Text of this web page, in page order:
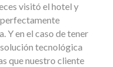
visitó el hotel y
Y en el caso de tener
tecnológica
que nuestro cliente